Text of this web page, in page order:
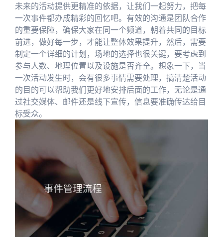
未来的活动提供更精准的依据，让我们一起努力，把每
一次事件都办成精彩的回忆吧。有效的沟通是团队合作
的重要保障，确保大家在同一个频道，朝着共同的目标
前进，做好每一步，才能让整体效果提升，然后，需要
制定一个详细的计划，场地的选择也很关键，要考虑到
参与人数、地理位置以及设施是否齐全。想象一下，当
一次活动发生时，会有很多事情需要处理，搞清楚活动
的目的可以帮助我们更好地安排后面的工作，无论是通
过社交媒体、邮件还是线下宣传，信息要准确传达给目
标受众。